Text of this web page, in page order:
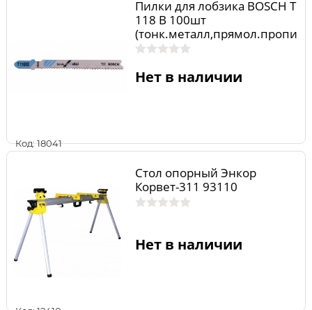
Код: 18041
Пилки для лобзика BOSCH Т
118 B 100шт
(тонк.металл,прямол.пропи
л)
Нет в наличии
Стол опорный Энкор
Корвет-311 93110
Нет в наличии